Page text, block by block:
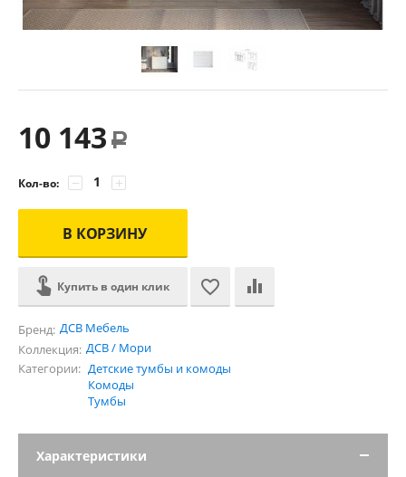
10 143 Р
Кол-во: +
−
В КОРЗИНУ
Купить в один клик
Бренд: ДСВ Мебель
Коллекция: ДСВ / Мори
Категории: Детские тумбы и комоды
Комоды
Тумбы
Характеристики